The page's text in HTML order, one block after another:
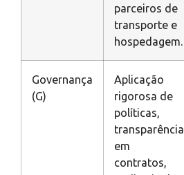
parceiros de
transporte e
hospedagem.
Governança
(G)
Aplicação
rigorosa de
políticas,
transparência
em
contratos,